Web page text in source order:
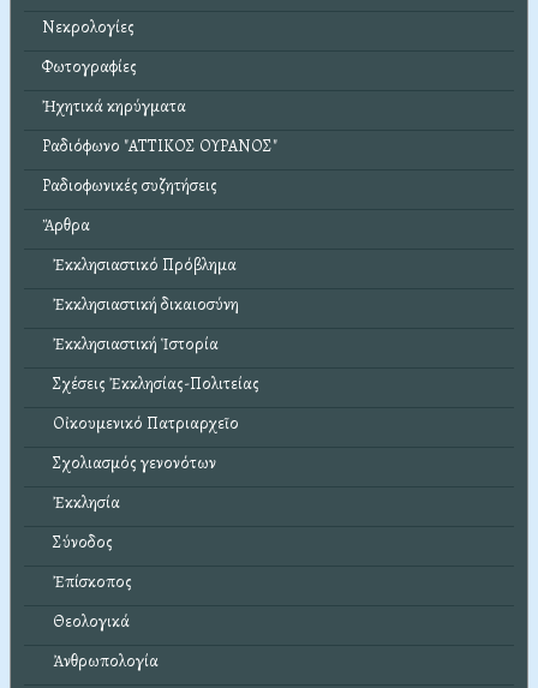
Νεκρολογίες
Φωτογραφίες
Ἠχητικά κηρύγματα
Ραδιόφωνο "ΑΤΤΙΚΟΣ ΟΥΡΑΝΟΣ"
Ραδιοφωνικές συζητήσεις
Ἄρθρα
Ἐκκλησιαστικό Πρόβλημα
Ἐκκλησιαστική δικαιοσύνη
Ἐκκλησιαστική Ἱστορία
Σχέσεις Ἐκκλησίας-Πολιτείας
Οἰκουμενικό Πατριαρχεῖο
Σχολιασμός γενονότων
Ἐκκλησία
Σύνοδος
Ἐπίσκοπος
Θεολογικά
Ἀνθρωπολογία